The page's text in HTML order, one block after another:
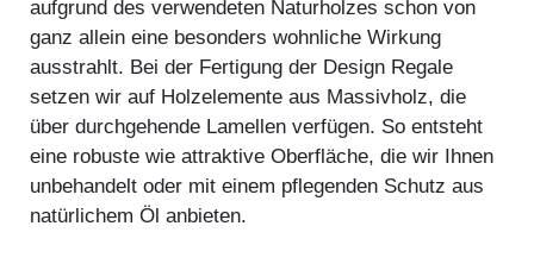
aufgrund des verwendeten Naturholzes schon von
ganz allein eine besonders wohnliche Wirkung
ausstrahlt. Bei der Fertigung der Design Regale
setzen wir auf Holzelemente aus Massivholz, die
über durchgehende Lamellen verfügen. So entsteht
eine robuste wie attraktive Oberfläche, die wir Ihnen
unbehandelt oder mit einem pflegenden Schutz aus
natürlichem Öl anbieten.